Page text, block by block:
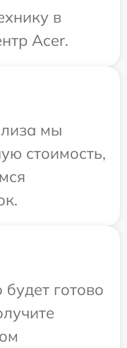
в
Acer.
мы
стоимость,
будет готово